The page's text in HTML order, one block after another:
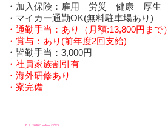
・加入保険：雇用 労災 健康 厚生
・マイカー通勤OK(無料駐車場あり)
・通勤手当：あり（月額:13,800円まで）
・賞与：あり(前年度2回支給)
・皆勤手当：3,000円
・社員家族割引有
・海外研修あり
・寮完備